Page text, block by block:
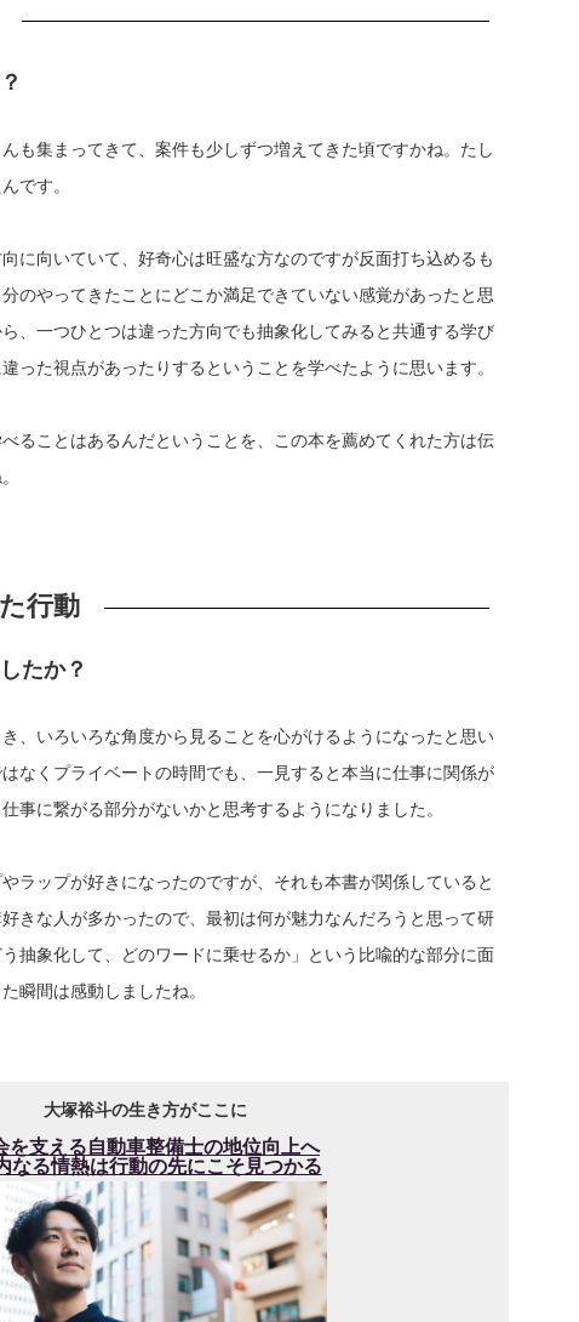
も集まってきて、案件も少しずつ増えてきた頃ですかね。たし
です。
に向いていて、好奇心は旺盛な方なのですが反面打ち込めるも
のやってきたことにどこか満足できていない感覚があったと思
、一つひとつは違った方向でも抽象化してみると共通する学び
った視点があったりするということを学べたように思います。
ることはあるんだということを、この本を薦めてくれた方は伝
行動
たか？
、いろいろな角度から見ることを心がけるようになったと思い
なくプライベートの時間でも、一見すると本当に仕事に関係が
事に繋がる部分がないかと思考するようになりました。
ラップが好きになったのですが、それも本書が関係していると
きな人が多かったので、最初は何が魅力なんだろうと思って研
抽象化して、どのワードに乗せるか」という比喩的な部分に面
瞬間は感動しましたね。
大塚裕斗の生き方がここに
を支える自動車整備士の地位向上へ
なる情熱は行動の先にこそ見つかる